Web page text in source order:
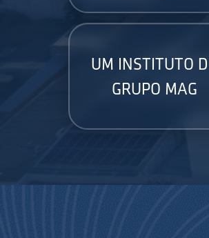
UM INSTITUTO
GRUPO MAG